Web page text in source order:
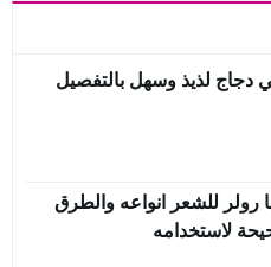
دجاج لذيذ وسهل بالتفصيل
رولر للشعر انواعه والطرق
لاستخدامه